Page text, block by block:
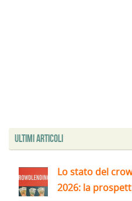
Ultimi articoli
Lo stato del
2026: la